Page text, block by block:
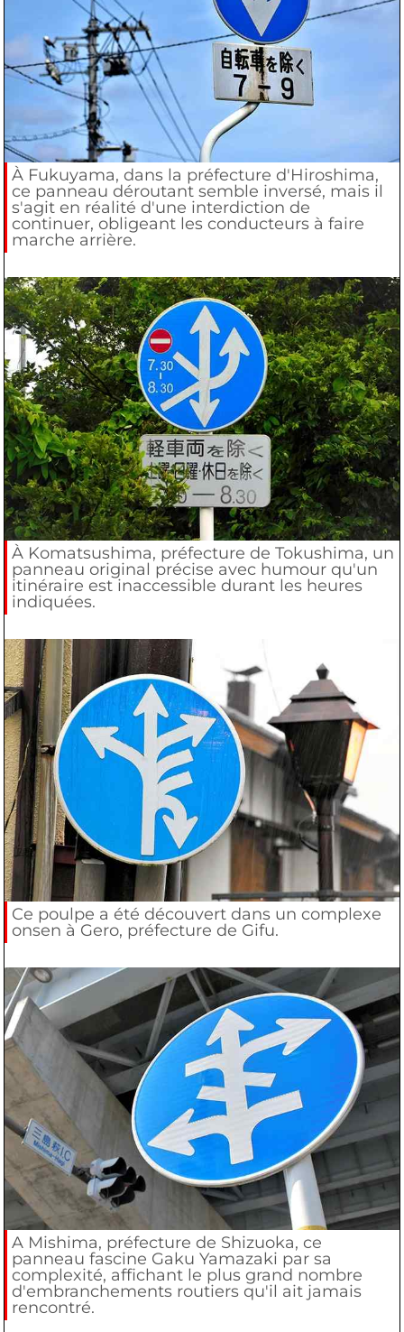
À Fukuyama, dans la préfecture d'Hiroshima,
ce panneau déroutant semble inversé, mais il
s'agit en réalité d'une interdiction de
continuer, obligeant les conducteurs à faire
marche arrière.
À Komatsushima, préfecture de Tokushima, un
panneau original précise avec humour qu'un
itinéraire est inaccessible durant les heures
indiquées.
Ce poulpe a été découvert dans un complexe
onsen à Gero, préfecture de Gifu.
A Mishima, préfecture de Shizuoka, ce
panneau fascine Gaku Yamazaki par sa
complexité, affichant le plus grand nombre
d'embranchements routiers qu'il ait jamais
rencontré.